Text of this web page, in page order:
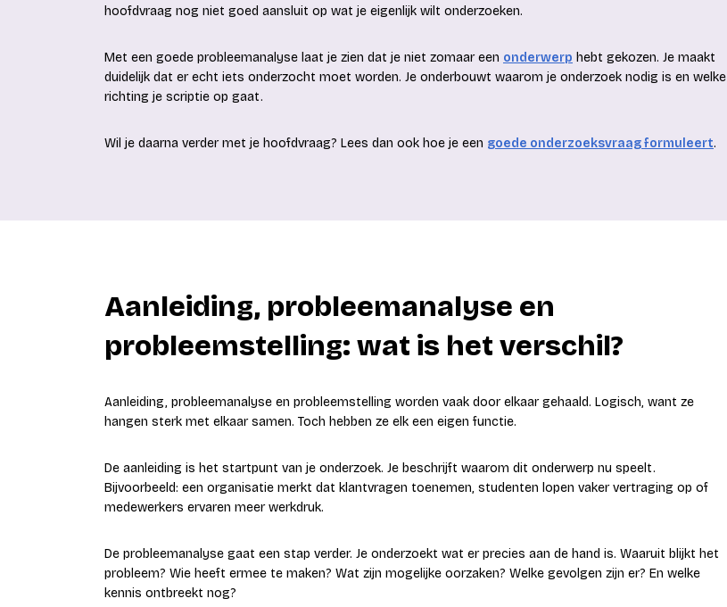
hoofdvraag nog niet goed aansluit op wat je eigenlijk wilt onderzoeken.
Met een goede probleemanalyse laat je zien dat je niet zomaar een onderwerp hebt gekozen. Je maakt
duidelijk dat er echt iets onderzocht moet worden. Je onderbouwt waarom je onderzoek nodig is en welke
richting je scriptie op gaat.
Wil je daarna verder met je hoofdvraag? Lees dan ook hoe je een goede onderzoeksvraag formuleert.
Aanleiding, probleemanalyse en
probleemstelling: wat is het verschil?
Aanleiding, probleemanalyse en probleemstelling worden vaak door elkaar gehaald. Logisch, want ze
hangen sterk met elkaar samen. Toch hebben ze elk een eigen functie.
De aanleiding is het startpunt van je onderzoek. Je beschrijft waarom dit onderwerp nu speelt.
Bijvoorbeeld: een organisatie merkt dat klantvragen toenemen, studenten lopen vaker vertraging op of
medewerkers ervaren meer werkdruk.
De probleemanalyse gaat een stap verder. Je onderzoekt wat er precies aan de hand is. Waaruit blijkt het
probleem? Wie heeft ermee te maken? Wat zijn mogelijke oorzaken? Welke gevolgen zijn er? En welke
kennis ontbreekt nog?